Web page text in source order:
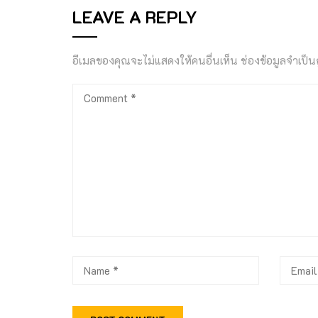
LEAVE A REPLY
อีเมลของคุณจะไม่แสดงให้คนอื่นเห็น ช่องข้อมูลจำเป็